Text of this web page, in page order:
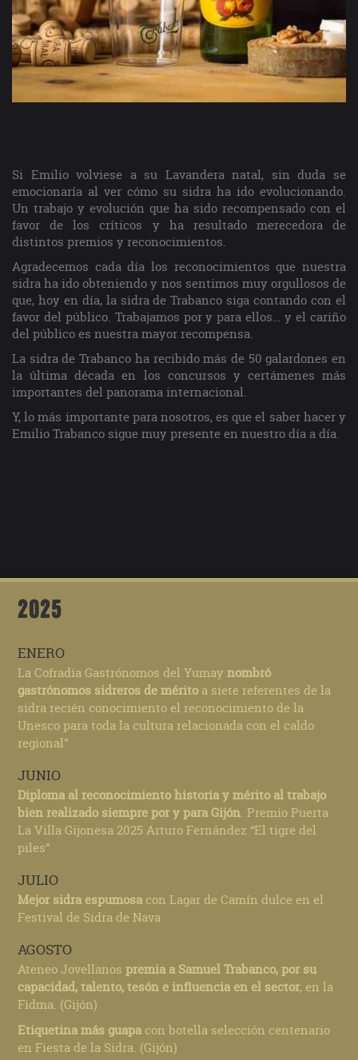
Si Emilio volviese a su Lavandera natal, sin duda se
emocionaría al ver cómo su sidra ha ido evolucionando.
Un trabajo y evolución que ha sido recompensado con el
favor de los críticos y ha resultado merecedora de
distintos premios y reconocimientos.
Agradecemos cada día los reconocimientos que nuestra
sidra ha ido obteniendo y nos sentimos muy orgullosos de
que, hoy en día, la sidra de Trabanco siga contando con el
favor del público. Trabajamos por y para ellos… y el cariño
del público es nuestra mayor recompensa.
La sidra de Trabanco ha recibido más de 50 galardones en
la última década en los concursos y certámenes más
importantes del panorama internacional.
Y, lo más importante para nosotros, es que el saber hacer y
Emilio Trabanco sigue muy presente en nuestro día a día.
2025
ENERO
La Cofradía Gastrónomos del Yumaynombró
gastrónomos sidreros de mérito a siete referentes de la
sidra recién conocimiento el reconocimiento de la
Unesco para toda la cultura relacionada con el caldo
regional”
JUNIO
Diploma al reconocimiento historia y mérito al trabajo
bien realizado siempre por y para Gijón. Premio Puerta
La Villa Gijonesa 2025 Arturo Fernández “El tigre del
piles”
JULIO
Mejor sidra espumosa con Lagar de Camín dulce en el
Festival de Sidra de Nava
AGOSTO
Ateneo Jovellanospremia a Samuel Trabanco, por su
capacidad, talento, tesón e influencia en el sector, en la
Fidma. (Gijón)
Etiquetina más guapa con botella selección centenario
en Fiesta de la Sidra. (Gijón)